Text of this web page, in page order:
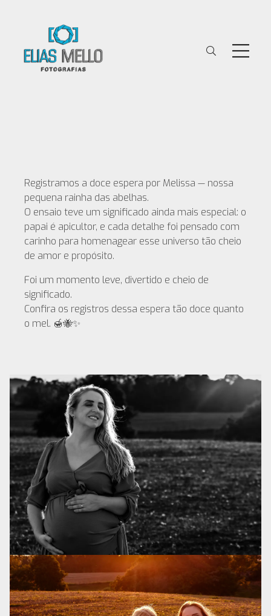
Registramos a doce espera por Melissa — nossa
pequena rainha das abelhas.
O ensaio teve um significado ainda mais especial: o
papai é apicultor, e cada detalhe foi pensado com
carinho para homenagear esse universo tão cheio
de amor e propósito.
Foi um momento leve, divertido e cheio de
significado.
Confira os registros dessa espera tão doce quanto
o mel. 🍯🐝✨